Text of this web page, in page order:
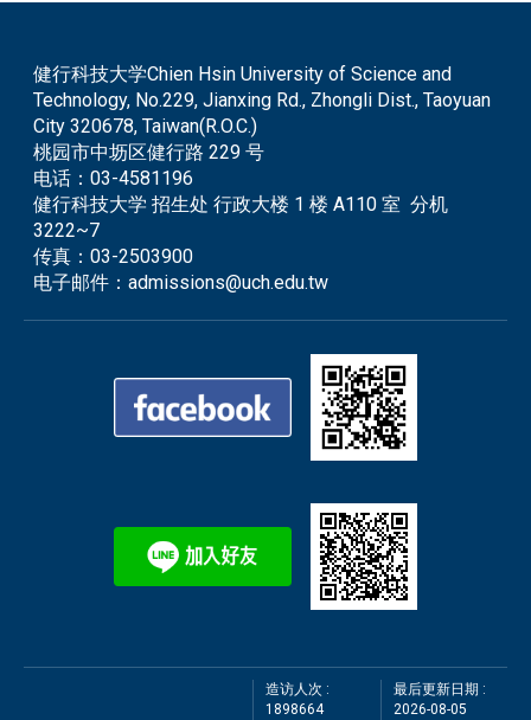
健行科技大学Chien Hsin University of Science and
Technology, No.229, Jianxing Rd., Zhongli Dist., Taoyuan
City 320678, Taiwan(R.O.C.)
桃园市中坜区健行路 229 号
电话：03-4581196
健行科技大学 招生处 行政大楼 1 楼 A110 室 分机
3222~7
传真：03-2503900
电子邮件：admissions@uch.edu.tw
造访人次 :
1898664
最后更新日期 :
2026-08-05